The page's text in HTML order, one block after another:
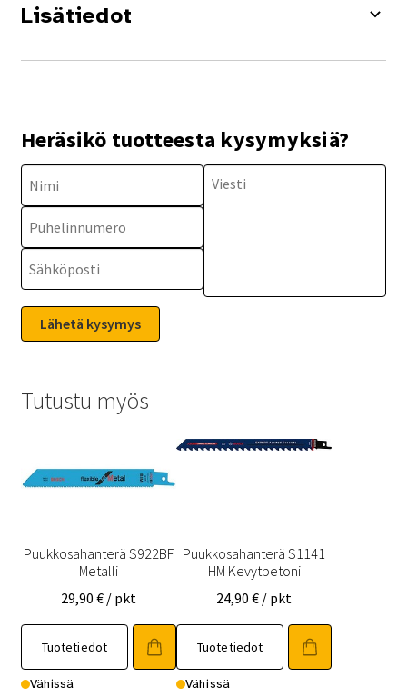
Lisätiedot
Heräsikö tuotteesta kysymyksiä?
Tutustu myös
Puukkosahanterä S922BF
Metalli
29,90 € / pkt
Tuotetiedot
Vähissä
Puukkosahanterä S1141
HM Kevytbetoni
24,90€ / pkt
Tuotetiedot
Vähissä